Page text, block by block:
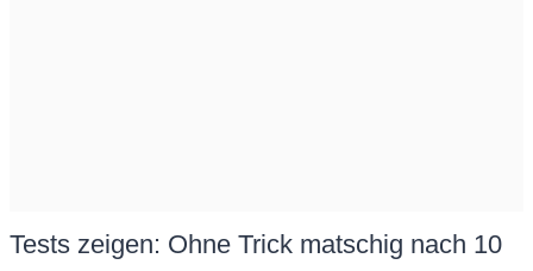
Tests zeigen: Ohne Trick matschig nach 10